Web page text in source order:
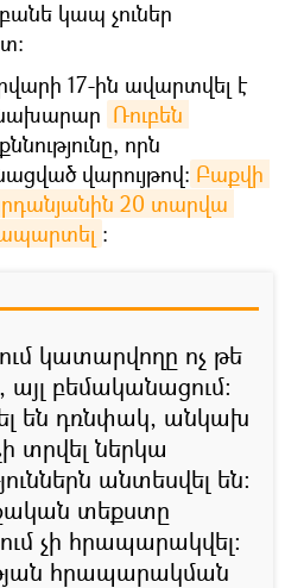
կապ չուներ
17-ին ավարտվել է
Ռուբեն
քննությունը, որն
վարույթով։ Բաքվի
20 տարվա
:
կատարվողը ոչ թե
այլ բեմականացում։
են դռնփակ, անկախ
տրվել ներկա
անտեսվել են։
տեքստը
չի հրապարակվել։
հրապարակման